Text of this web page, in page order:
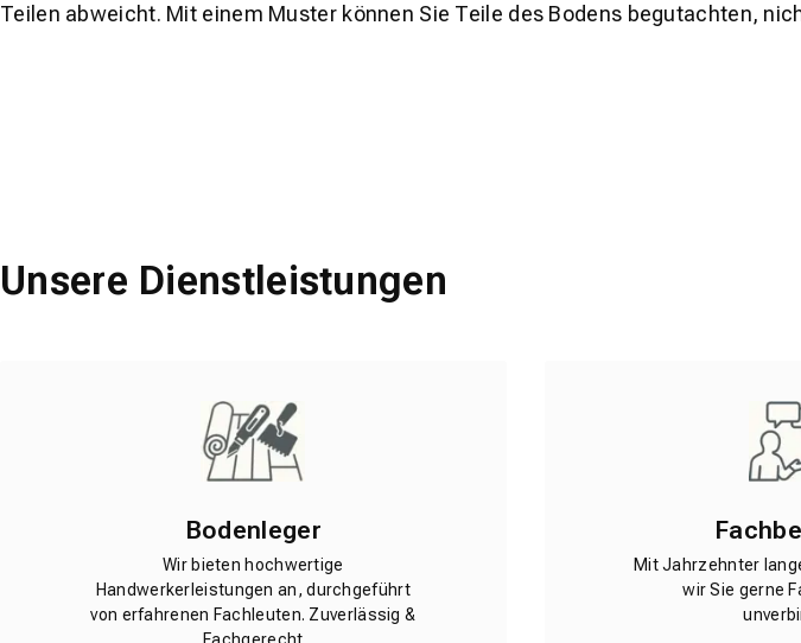
Teilen abweicht. Mit einem Muster können Sie Teile des Bodens begutachten,
Unsere Dienstleistungen
Bodenleger
Wir bieten hochwertige
Handwerkerleistungen an, durchgeführt
von erfahrenen Fachleuten. Zuverlässig &
Mit Jahrzehnter
wir Sie gerne